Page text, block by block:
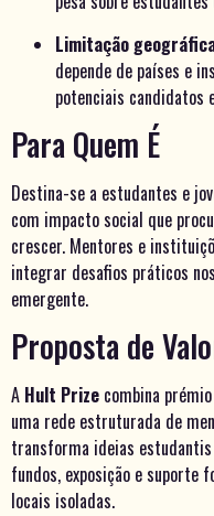
Limitação
depende de países e
potenciais candidatos
Para Quem É
Destina-se a estudantes e
com impacto social que
crescer. Mentores e
integrar desafios práticos
emergente.
Proposta de
A Hult Prize combina
uma rede estruturada de
transforma ideias estudantis
fundos, exposição e
locais isoladas.